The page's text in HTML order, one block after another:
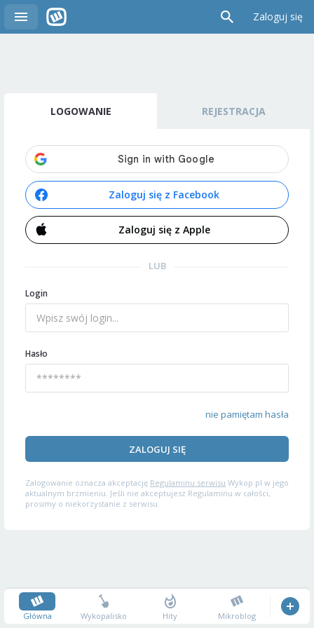
Zaloguj się
LOGOWANIE REJESTRACJA
Zaloguj się z Facebook
Zaloguj się z Apple
LUB
Login
Hasło
nie pamiętam hasła
ZALOGUJ SIĘ
Zalogowanie oznacza akceptację Regulaminu serwisu Wykop.pl w jego
aktualnym brzmieniu. Jeśli nie akceptujesz Regulaminu w całości,
prosimy o niekorzystanie z serwisu.
Główna Wykopalisko Hity Mikroblog